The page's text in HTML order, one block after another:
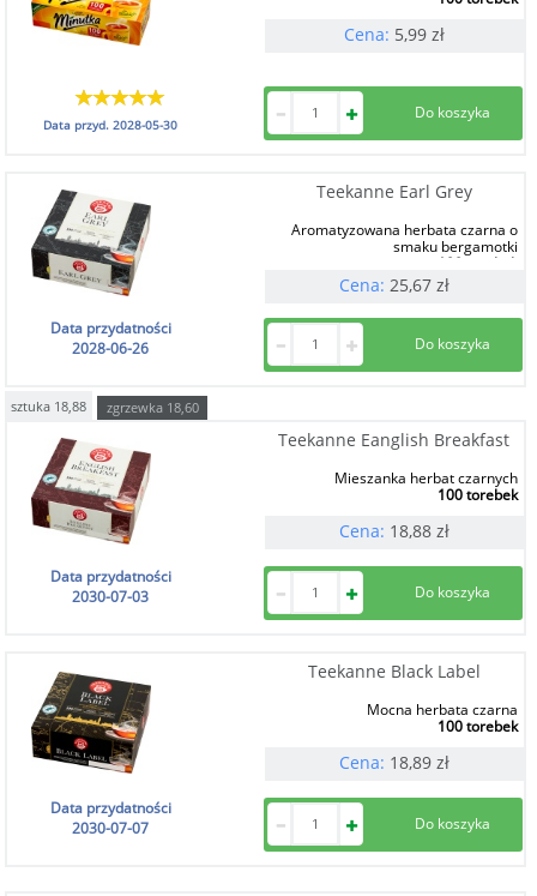
Cena: 5,99 zł
Data przyd.2028-05-30
Teekanne Earl Grey
Aromatyzowana herbata czarna o
smaku bergamotki
100 torebek
Cena: 25,67 zł
Data przydatności
2028-06-26
sztuka 18,88 zgrzewka 18,60
Teekanne Eanglish Breakfast
Mieszanka herbat czarnych
100 torebek
Cena: 18,88 zł
Data przydatności
2030-07-03
Teekanne Black Label
Mocna herbata czarna
100 torebek
Cena: 18,89 zł
Data przydatności
2030-07-07